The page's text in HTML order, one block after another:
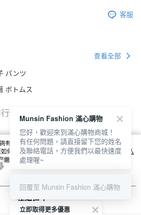
客服
查看全部
パンツ
ボトムス
有關本網站使用 cookie 方式之詳情，及若您不希
何變更電腦的 cookie 設定，請參閱本網站「
隱私
繼續使用本網站即表示您同意本公司得按本網站使
。
我知道了
立即取得更多優惠
Munsin Fashion 滿心購物
您好，歡迎來到滿心購物商城！
有任何問題，請直接留下您的姓名
及聯絡電話，方便我們以最快速度
處理喔~
回覆至 Munsin Fashion 滿心購物